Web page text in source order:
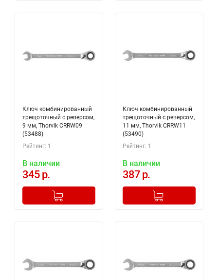
Ключ комбинированный
трещоточный с реверсом,
9 мм, Thorvik CRRW09
(53488)
Рейтинг: 1
В наличии
345 р.
+
Добавлено в корзину
Ключ комбинированный
трещоточный с реверсом,
11 мм, Thorvik CRRW11
(53490)
Рейтинг: 1
В наличии
387 р.
+
Добавлено в корзину